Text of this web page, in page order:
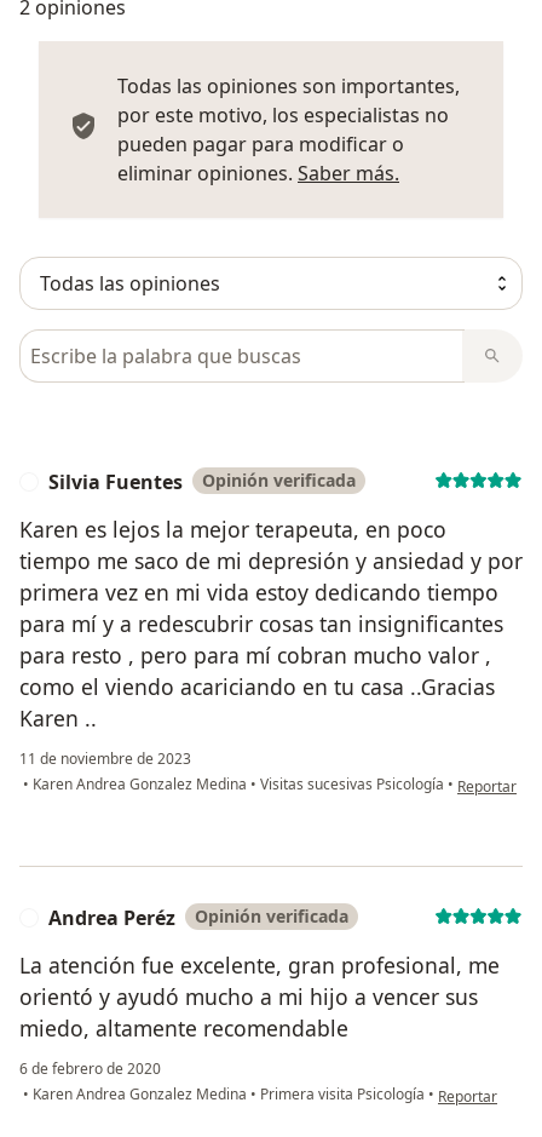
2 opiniones
Todas las opiniones son importantes,
por este motivo, los especialistas no
pueden pagar para modificar o
eliminar opiniones. Saber más.
Busca en opiniones
Silvia Fuentes Opinión verificada
Karen es lejos la mejor terapeuta, en poco
tiempo me saco de mi depresión y ansiedad y por
primera vez en mi vida estoy dedicando tiempo
para mí y a redescubrir cosas tan insignificantes
para resto , pero para mí cobran mucho valor ,
como el viendo acariciando en tu casa ..Gracias
Karen ..
11 de noviembre de 2023
• Karen Andrea Gonzalez Medina • Visitas sucesivas Psicología • en opinión
Reportar
Andrea Peréz Opinión verificada
La atención fue excelente, gran profesional, me
orientó y ayudó mucho a mi hijo a vencer sus
miedo, altamente recomendable
6 de febrero de 2020
• Karen Andrea Gonzalez Medina • Primera visita Psicología • en opinión del
Reportar